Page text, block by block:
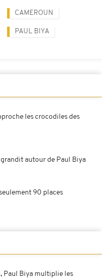
CAMEROUN
PAUL BIYA
les crocodiles des
autour de Paul Biya
90 places
Paul Biya multiplie les